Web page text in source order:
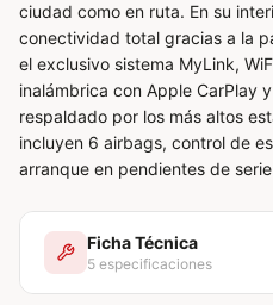
ciudad como en ruta. En su
conectividad total gracias a la
el exclusivo sistema MyLink,
inalámbrica con Apple CarPlay
respaldado por los más altos
incluyen 6 airbags, control de
arranque en pendientes de
Ficha Técnica
5 especificaciones